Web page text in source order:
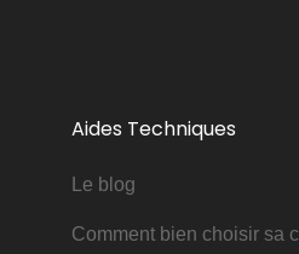
Aides Techniques
Le blog
Comment bien choisir sa